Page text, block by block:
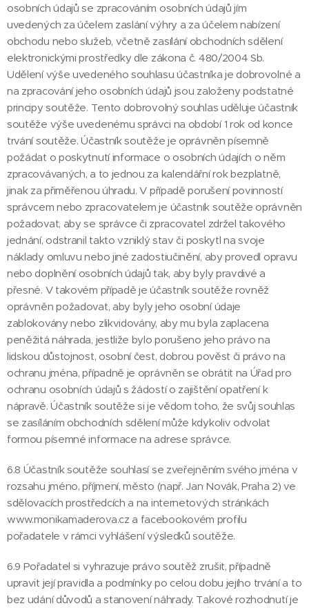
osobních údajů se zpracováním osobních údajů jím
uvedených za účelem zaslání výhry a za účelem nabízení
obchodu nebo služeb, včetně zasílání obchodních sdělení
elektronickými prostředky dle zákona č. 480/2004 Sb.
Udělení výše uvedeného souhlasu účastníka je dobrovolné a
na zpracování jeho osobních údajů jsou založeny podstatné
principy soutěže. Tento dobrovolný souhlas uděluje účastník
soutěže výše uvedenému správci na období 1 rok od konce
trvání soutěže. Účastník soutěže je oprávněn písemně
požádat o poskytnutí informace o osobních údajích o něm
zpracovávaných, a to jednou za kalendářní rok bezplatně,
jinak za přiměřenou úhradu. V případě porušení povinností
správcem nebo zpracovatelem je účastník soutěže oprávněn
požadovat, aby se správce či zpracovatel zdržel takového
jednání, odstranil takto vzniklý stav či poskytl na svoje
náklady omluvu nebo jiné zadostiučinění, aby provedl opravu
nebo doplnění osobních údajů tak, aby byly pravdivé a
přesné. V takovém případě je účastník soutěže rovněž
oprávněn požadovat, aby byly jeho osobní údaje
zablokovány nebo zlikvidovány, aby mu byla zaplacena
peněžitá náhrada, jestliže bylo porušeno jeho právo na
lidskou důstojnost, osobní čest, dobrou pověst či právo na
ochranu jména, případně je oprávněn se obrátit na Úřad pro
ochranu osobních údajů s žádostí o zajištění opatření k
nápravě. Účastník soutěže si je vědom toho, že svůj souhlas
se zasíláním obchodních sdělení může kdykoliv odvolat
formou písemné informace na adrese správce.
6.8 Účastník soutěže souhlasí se zveřejněním svého jména v
rozsahu jméno, příjmení, město (např. Jan Novák, Praha 2) ve
sdělovacích prostředcích a na internetových stránkách
www.monikamaderova.cz a facebookovém profilu
pořadatele v rámci vyhlášení výsledků soutěže.
6.9 Pořadatel si vyhrazuje právo soutěž zrušit, případně
upravit její pravidla a podmínky po celou dobu jejího trvání a to
bez udání důvodů a stanovení náhrady. Takové rozhodnutí je